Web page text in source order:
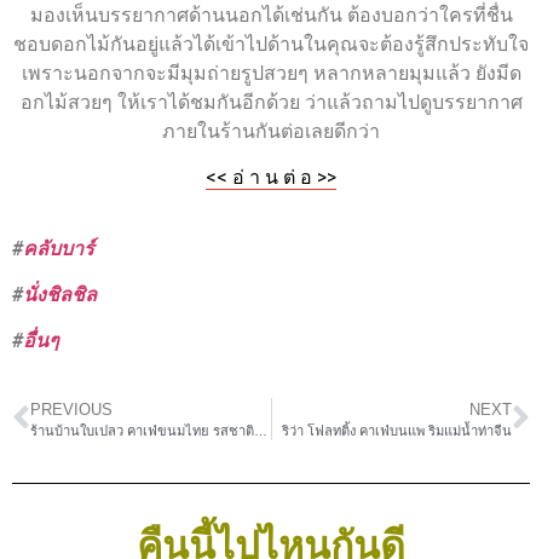
มองเห็นบรรยากาศด้านนอกได้เช่นกัน ต้องบอกว่าใครที่ชื่น
ชอบดอกไม้กันอยู่แล้วได้เข้าไปด้านในคุณจะต้องรู้สึกประทับใจ
เพราะนอกจากจะมีมุมถ่ายรูปสวยๆ หลากหลายมุมแล้ว ยังมีด
อกไม้สวยๆ ให้เราได้ชมกันอีกด้วย ว่าแล้วถามไปดูบรรยากาศ
ภายในร้านกันต่อเลยดีกว่า
<< อ่ า น ต่ อ >>
#คลับบาร์
#นั่งชิลชิล
#อื่นๆ
PREVIOUS NEXT
ริว่า โฟลทติ้ง คาเฟ่บนแพ ริมแม่น้ำท่าจีน
คืนนี้ไปไหนกันดี